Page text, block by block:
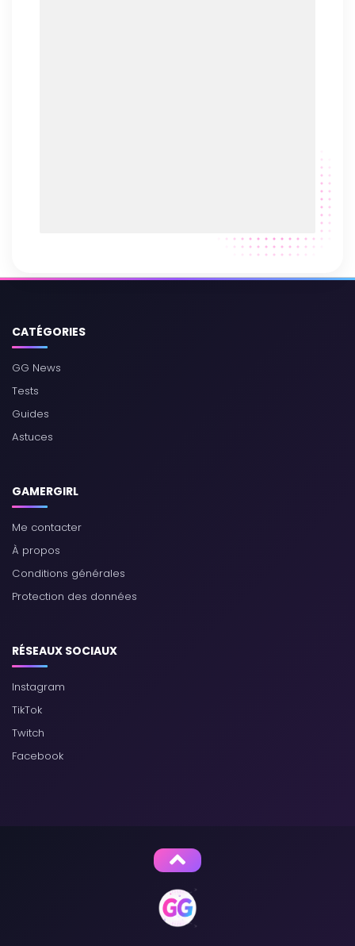
CATÉGORIES
GG News
Tests
Guides
Astuces
GAMERGIRL
Me contacter
À propos
Conditions générales
Protection des données
RÉSEAUX SOCIAUX
Instagram
TikTok
Twitch
Facebook